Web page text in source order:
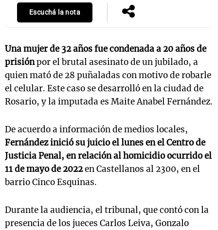
Escuchá la nota
Una mujer de 32 años fue condenada a 20 años de
prisiónpor el brutal asesinato de un jubilado, a
quien mató de 28 puñaladas con motivo de robarle
el celular. Este caso se desarrolló en la ciudad de
Rosario, y la imputada es Maite Anabel Fernández.
De acuerdo a información de medios locales,
Fernández inició su juicio el lunes en el Centro de
Justicia Penal, en relación al homicidio ocurrido el
11 de mayo de 2022en Castellanos al 2300, en el
barrio Cinco Esquinas.
Durante la audiencia, el tribunal, que contó con la
presencia de los jueces Carlos Leiva, Gonzalo